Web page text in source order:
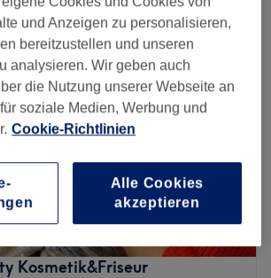
Kosmetik&Friseur
und Anzeigen zu personalisieren,
bereitzustellen und unseren
analysieren. Wir geben auch
die Nutzung unserer Webseite an
soziale Medien, Werbung und
Cookie-Richtlinien
Alle Cookies
akzeptieren